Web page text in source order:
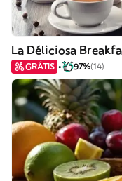
La Déliciosa
GRÁTIS 97%(14)